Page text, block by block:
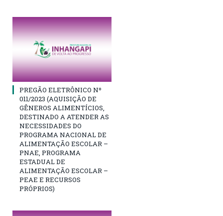
PREGÃO ELETRÔNICO Nº
011/2023 (AQUISIÇÃO DE
GÊNEROS ALIMENTÍCIOS,
DESTINADO A ATENDER AS
NECESSIDADES DO
PROGRAMA NACIONAL DE
ALIMENTAÇÃO ESCOLAR –
PNAE, PROGRAMA
ESTADUAL DE
ALIMENTAÇÃO ESCOLAR –
PEAE E RECURSOS
PRÓPRIOS)